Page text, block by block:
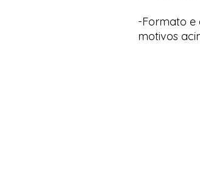
-Formato e
motivos